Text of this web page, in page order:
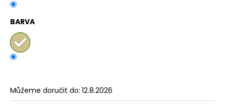
BARVA
Můžeme doručit do: 12.8.2026
o
r
u
č
e
m